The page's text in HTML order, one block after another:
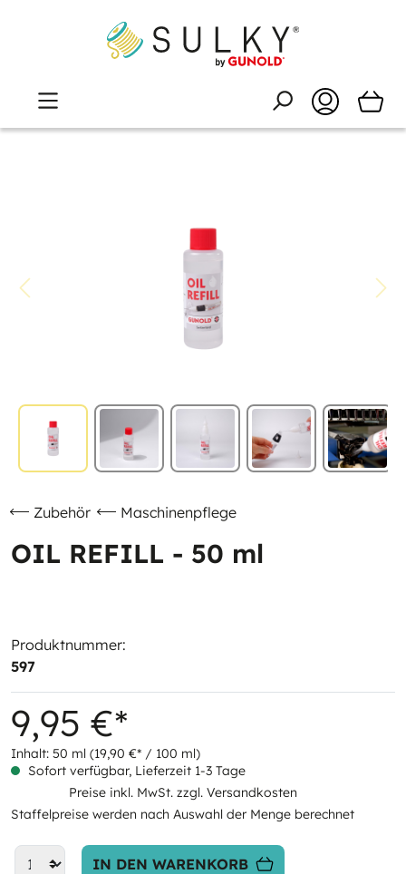
Zubehör Maschinenpflege
OIL REFILL - 50 ml
Produktnummer:
597
9,95 €*
Inhalt: 50 ml (19,90 €* / 100 ml)
Sofort verfügbar, Lieferzeit 1-3 Tage
Preise inkl. MwSt. zzgl. Versandkosten
Staffelpreise werden nach Auswahl der Menge berechnet
IN DEN WARENKORB